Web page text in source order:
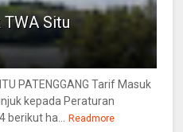
Situ
PATENGGANG Tarif Masuk
kepada Peraturan
berikut ha...
Readmore